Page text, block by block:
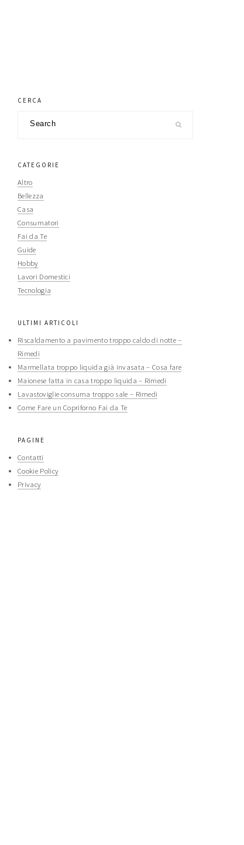
primary
sidebar
CERCA
CATEGORIE
Altro
Bellezza
Casa
Consumatori
Fai da Te
Guide
Hobby
Lavori Domestici
Tecnologia
ULTIMI ARTICOLI
Riscaldamento a pavimento troppo caldo di notte​ –
Rimedi​
Marmellata troppo liquida già invasata​ – Cosa fare​​
Maionese fatta in casa troppo liquida​​ – Rimedi​​
Lavastoviglie consuma troppo sale​ – Rimedi​​
Come Fare un Copriforno Fai da Te
PAGINE
Contatti
Cookie Policy
Privacy